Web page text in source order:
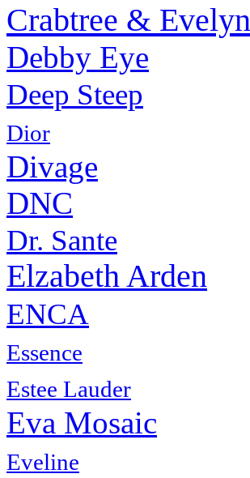
Crabtree & Evelyn
Debby Eye
Deep Steep
Dior
Divage
DNC
Dr. Sante
Elzabeth Arden
ENCA
Essence
Estee Lauder
Eva Mosaic
Eveline